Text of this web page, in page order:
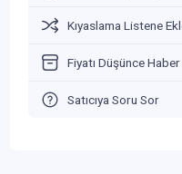
Kıyaslama Listene
Fiyatı Düşünce
Satıcıya Soru Sor